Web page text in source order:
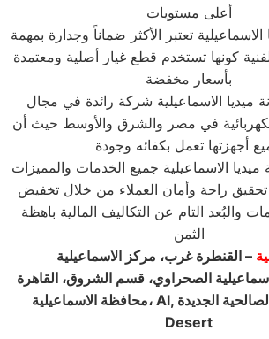
أعلى مستويات
الاسماعيلية تعتبر الأكثر ضماناً وجدارة بمهمة
كونها تستخدم قطع غيار أصلية ومعتمدة
بأسعار مخفضة
ميديا الاسماعيلية شركة رائدة في مجال
في مصر والشرق والأوسط حيث أن
أجهزتها تعمل بكفائه وجودة
الاسماعيلية جميع الخدمات والمميزات
راحة وأمان العملاء من خلال تخفيض
والبُعد التام عن التكاليف المالية باهظة
الثمن
– القنطرة غرب، مركز الاسماعيلية
الصحراوي، قسم الشروق، القاهرة
محافظة الاسماعيلية، Al, الصالحية الجديدة، Al Gadida
Desert